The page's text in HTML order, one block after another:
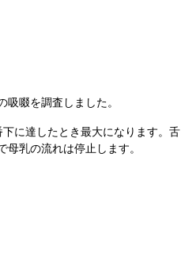
啜を調査しました。
に達したとき最大になります。舌
乳の流れは停止します。